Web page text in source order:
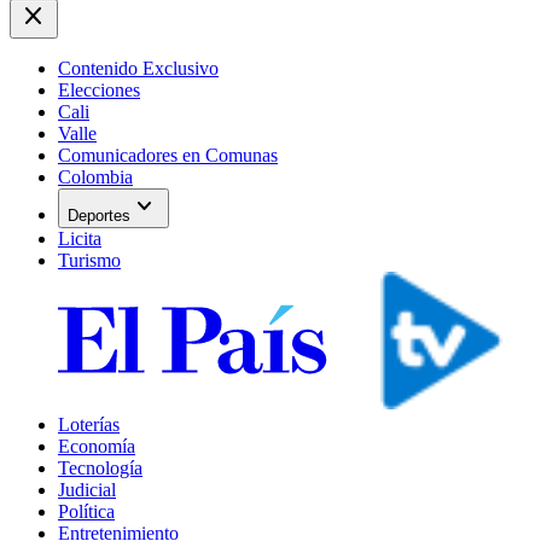
close
Contenido Exclusivo
Elecciones
Cali
Valle
Comunicadores en Comunas
Colombia
Deportes expand_more
Licita
Turismo
Loterías
Economía
Tecnología
Judicial
Política
Entretenimiento